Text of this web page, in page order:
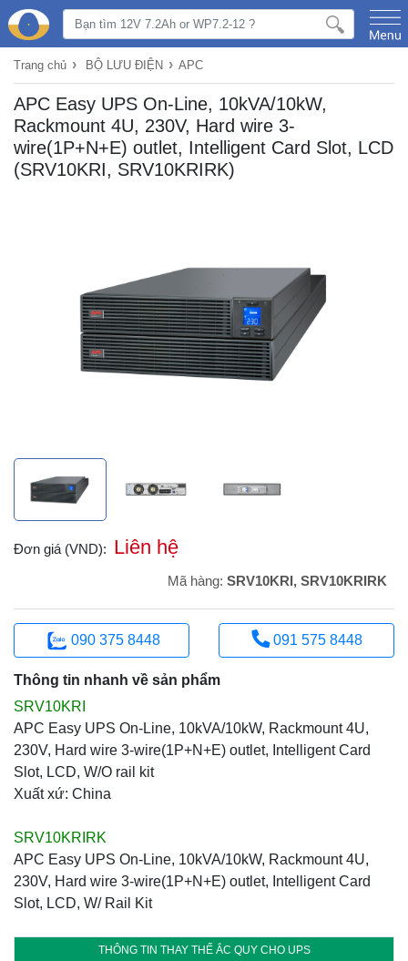
Trang chủ › BỘ LƯU ĐIỆN › APC
APC Easy UPS On-Line, 10kVA/10kW,
Rackmount 4U, 230V, Hard wire 3-
wire(1P+N+E) outlet, Intelligent Card Slot, LCD
(SRV10KRI, SRV10KRIRK)
Đơn giá (VND): Liên hệ
Mã hàng: SRV10KRI, SRV10KRIRK
090 375 8448 091 575 8448
Thông tin nhanh về sản phẩm
SRV10KRI
APC Easy UPS On-Line, 10kVA/10kW, Rackmount 4U,
230V, Hard wire 3-wire(1P+N+E) outlet, Intelligent Card
Slot, LCD, W/O rail kit
Xuất xứ: China
SRV10KRIRK
APC Easy UPS On-Line, 10kVA/10kW, Rackmount 4U,
230V, Hard wire 3-wire(1P+N+E) outlet, Intelligent Card
Slot, LCD, W/ Rail Kit
THÔNG TIN THAY THẾ ẮC QUY CHO UPS